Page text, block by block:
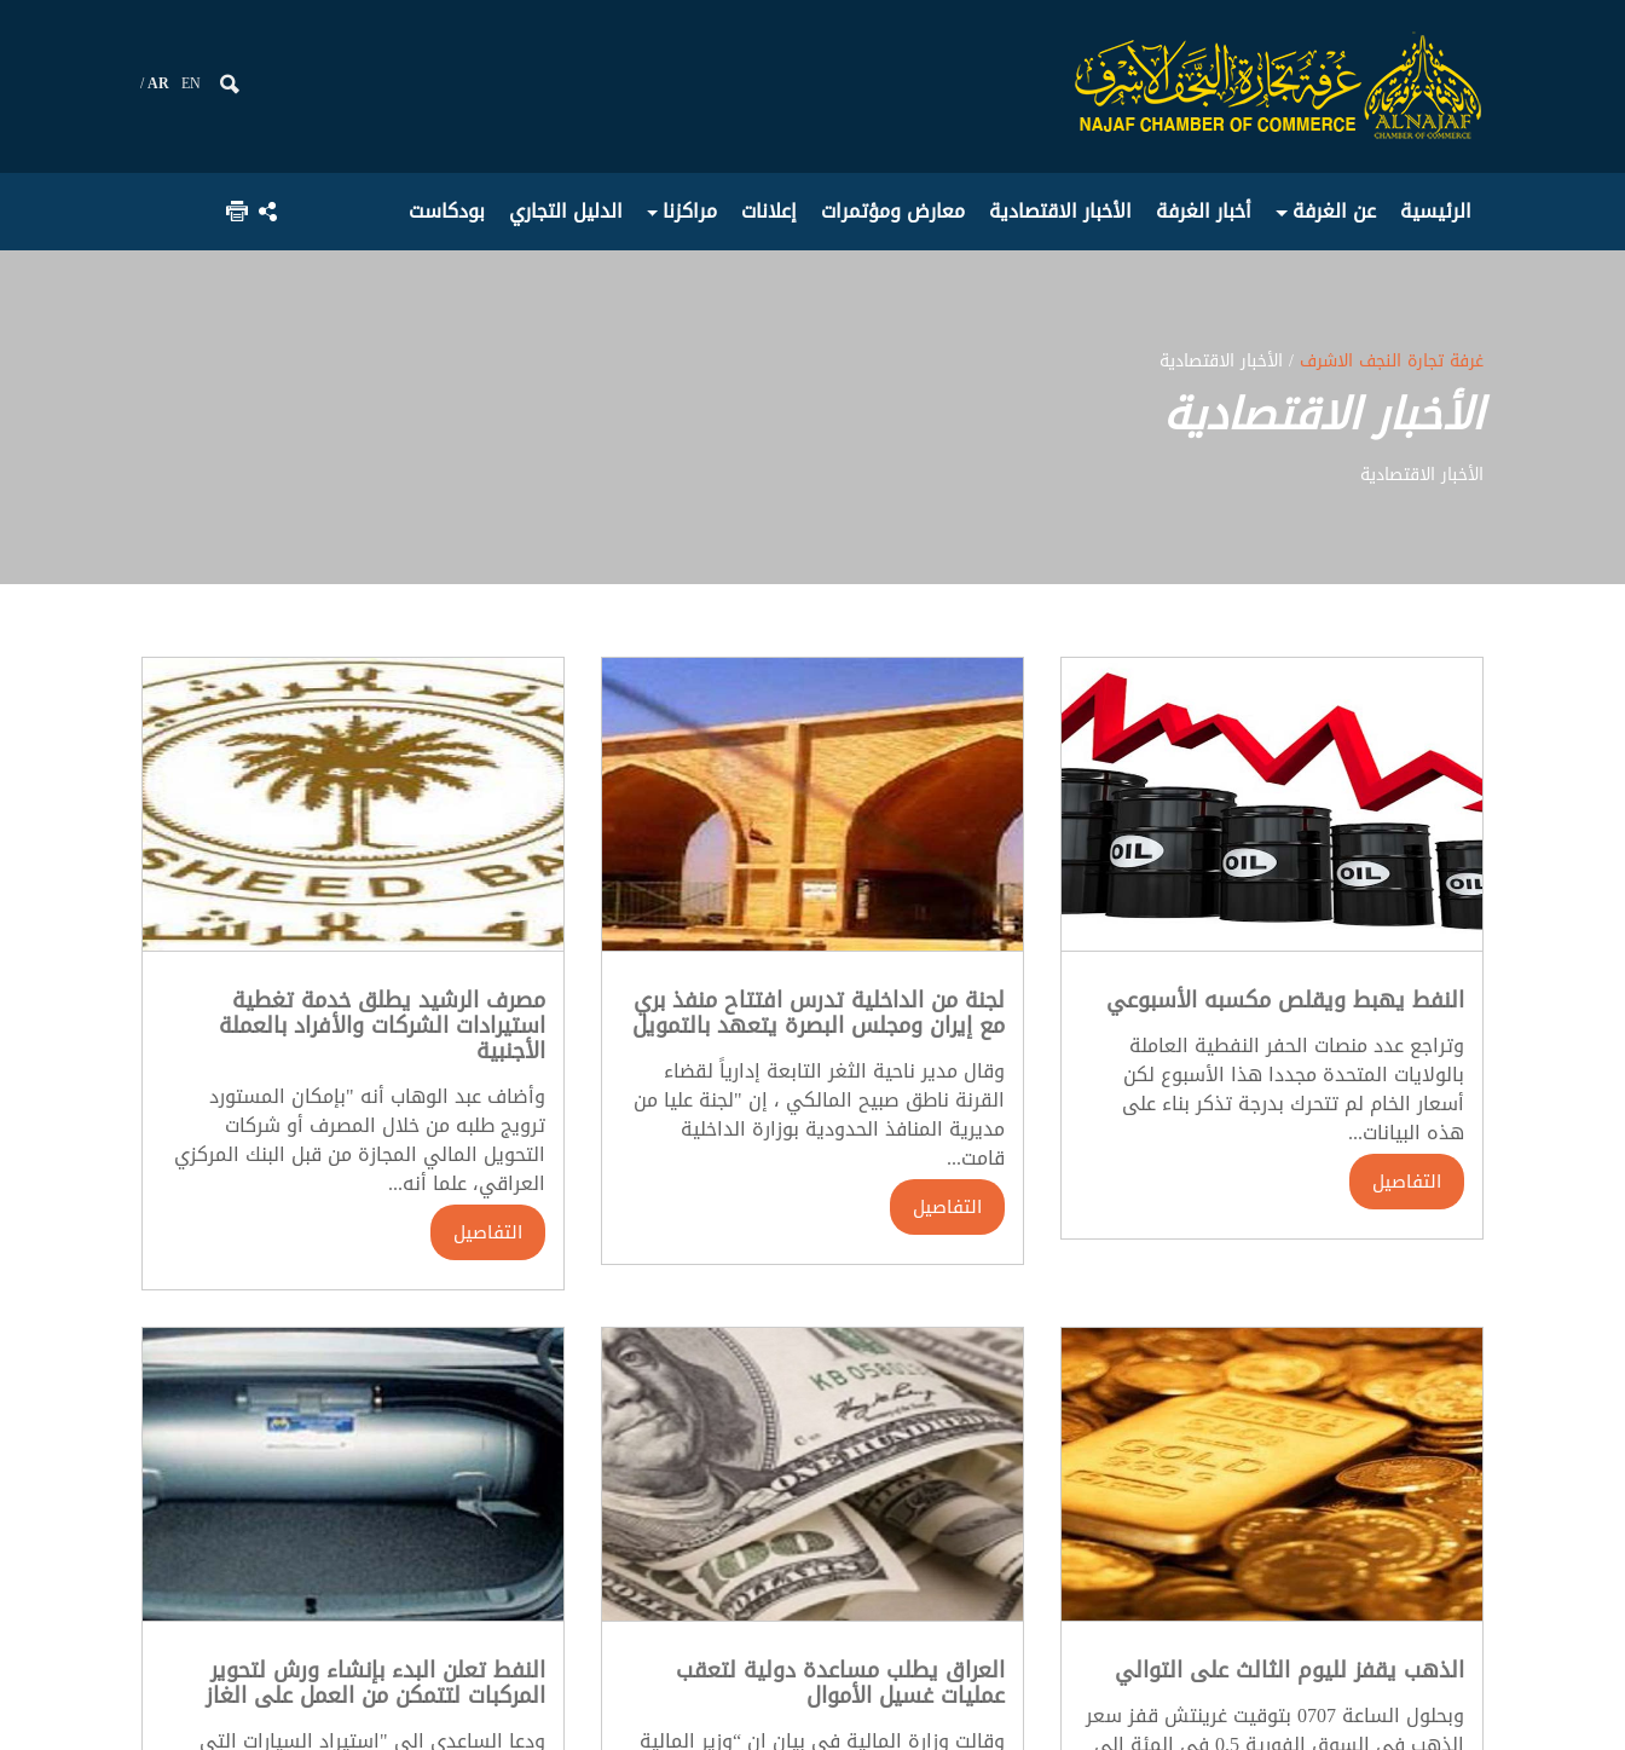
AR EN
الرئيسية عن الغرفة أخبار الغرفة الأخبار الاقتصادية معارض ومؤتمرات إعلانات مراكزنا الدليل التجاري بودكاست
غرفة تجارة النجف الاشرف / الأخبار الاقتصادية
الأخبار الاقتصادية
الأخبار الاقتصادية
النفط يهبط ويقلص مكسبه الأسبوعي
وتراجع عدد منصات الحفر النفطية العاملة
بالولايات المتحدة مجددا هذا الأسبوع لكن
أسعار الخام لم تتحرك بدرجة تذكر بناء على
هذه البيانات...
التفاصيل
لجنة من الداخلية تدرس افتتاح منفذ بري
مع إيران ومجلس البصرة يتعهد بالتمويل
وقال مدير ناحية الثغر التابعة إدارياً لقضاء
القرنة ناطق صبيح المالكي ، إن "لجنة عليا من
مديرية المنافذ الحدودية بوزارة الداخلية
قامت...
التفاصيل
مصرف الرشيد يطلق خدمة تغطية
استيرادات الشركات والأفراد بالعملة
الأجنبية
وأضاف عبد الوهاب أنه "بإمكان المستورد
ترويج طلبه من خلال المصرف أو شركات
التحويل المالي المجازة من قبل البنك المركزي
العراقي، علما أنه...
التفاصيل
الذهب يقفز لليوم الثالث على التوالي
وبحلول الساعة 0707 بتوقيت غرينتش قفز سعر
العراق يطلب مساعدة دولية لتعقب
عمليات غسيل الأموال
وقالت وزارة المالية في بيان ان “وزير المالية
النفط تعلن البدء بإنشاء ورش لتحوير
المركبات لتتمكن من العمل على الغاز
ودعا الساعدي الى "استيراد السيارات التي